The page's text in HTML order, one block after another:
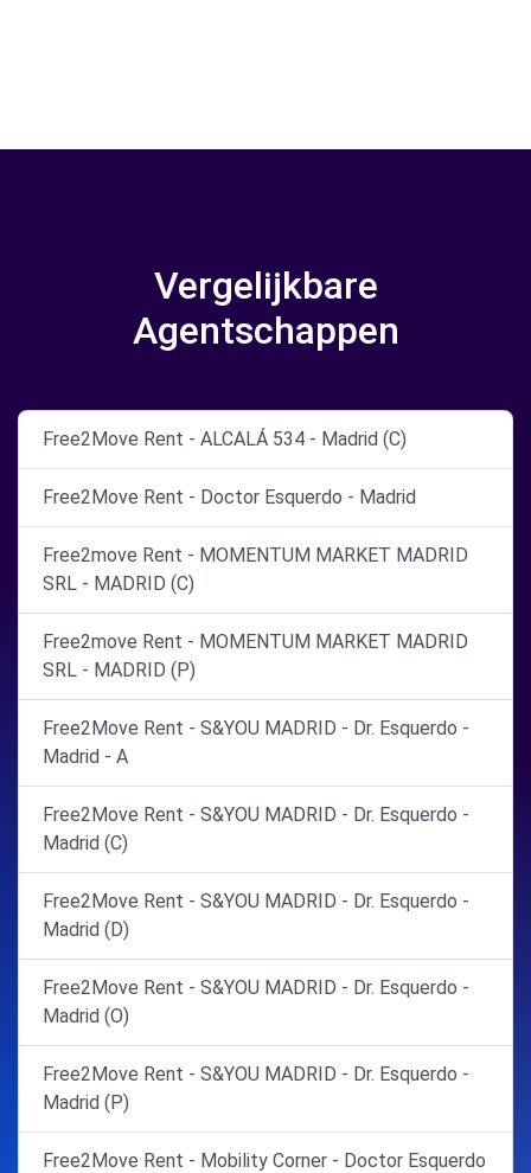
Vergelijkbare
Agentschappen
Free2Move Rent - ALCALÁ 534 - Madrid (C)
Free2Move Rent - Doctor Esquerdo - Madrid
Free2move Rent - MOMENTUM MARKET MADRID
SRL - MADRID (C)
Free2move Rent - MOMENTUM MARKET MADRID
SRL - MADRID (P)
Free2Move Rent - S&YOU MADRID - Dr. Esquerdo -
Madrid - A
Free2Move Rent - S&YOU MADRID - Dr. Esquerdo -
Madrid (C)
Free2Move Rent - S&YOU MADRID - Dr. Esquerdo -
Madrid (D)
Free2Move Rent - S&YOU MADRID - Dr. Esquerdo -
Madrid (O)
Free2Move Rent - S&YOU MADRID - Dr. Esquerdo -
Madrid (P)
Free2Move Rent - Mobility Corner - Doctor Esquerdo